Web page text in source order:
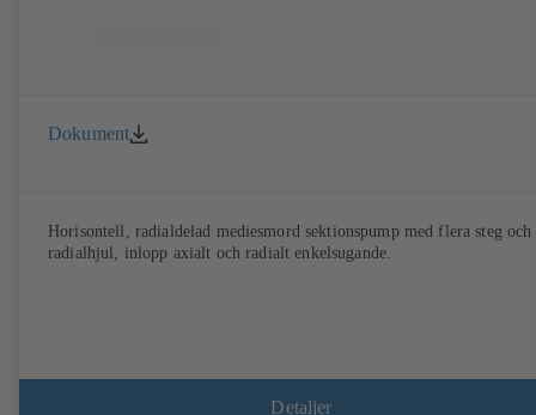
Dokument
Horisontell, radialdelad mediesmord sektionspump med flera steg och
radialhjul, inlopp axialt och radialt enkelsugande.
Detaljer